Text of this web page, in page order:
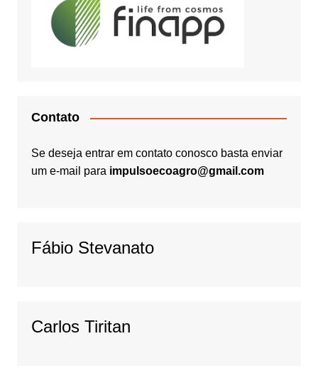
Contato
Se deseja entrar em contato conosco basta enviar
um e-mail para impulsoecoagro@gmail.com
Fábio Stevanato
Carlos Tiritan